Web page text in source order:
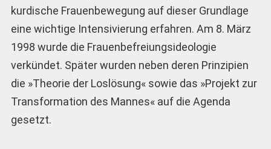
kurdische Frauenbewegung auf dieser Grundlage
eine wichtige Intensivierung erfahren. Am 8. März
1998 wurde die Frauenbefreiungsideologie
verkündet. Später wurden neben deren Prinzipien
die »Theorie der Loslösung« sowie das »Projekt zur
Transformation des Mannes« auf die Agenda
gesetzt.